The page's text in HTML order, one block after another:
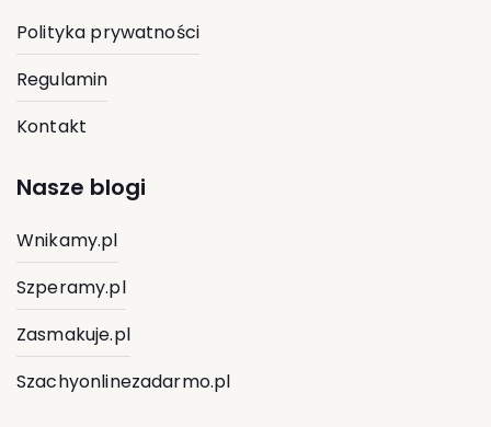
Polityka prywatności
Regulamin
Kontakt
Nasze blogi
Wnikamy.pl
Szperamy.pl
Zasmakuje.pl
Szachyonlinezadarmo.pl